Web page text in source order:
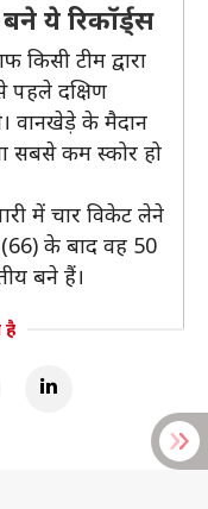
ये रिकॉर्ड्स
टीम द्वारा
पहले दक्षिण
वानखेड़े के मैदान
सबसे कम स्कोर हो
में चार विकेट लेने
के बाद वह 50
बने हैं।
है